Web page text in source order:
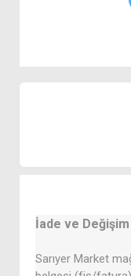
İade ve Değişim
Sarıyer Market